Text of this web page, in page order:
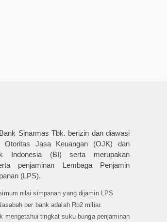
Sinarmas Tbk. berizin dan diawasi
Otoritas Jasa Keuangan (OJK) dan
Indonesia (BI) serta merupakan
penjaminan Lembaga Penjamin
(LPS).
nilai simpanan yang dijamin LPS
per bank adalah Rp2 miliar.
mengetahui tingkat suku bunga penjaminan